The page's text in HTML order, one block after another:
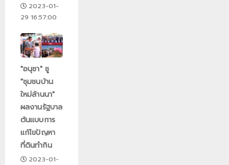
2023-01-
29 16:57:00
"อนุชา" ชู
"ชุมชนบ้าน
ใหม่ล้านนา"
ผลงานรัฐบาล
ต้นแบบการ
แก้ไขปัญหา
ที่ดินทำกิน
2023-01-